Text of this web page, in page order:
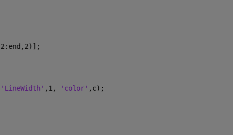
'LineWidth' ,1, 'color' ,c);